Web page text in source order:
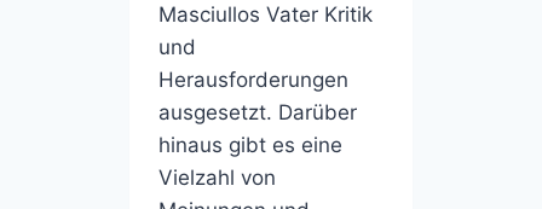
Masciullos Vater Kritik
und
Herausforderungen
ausgesetzt. Darüber
hinaus gibt es eine
Vielzahl von